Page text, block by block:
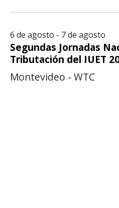
6 de agosto - 7 de agosto
Segundas Jornadas
Tributación del IUET
Montevideo - WTC